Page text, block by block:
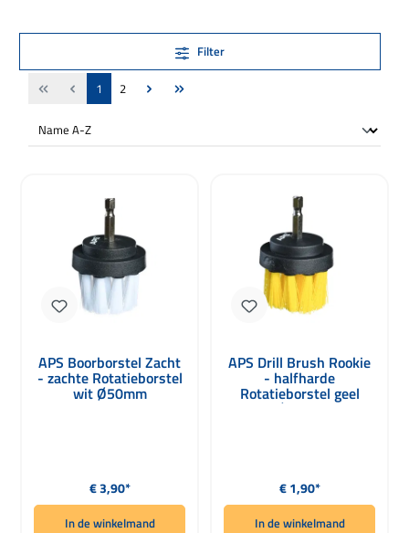
Filter
Pagina
1 Pagina
2
APS Boorborstel Zacht
- zachte Rotatieborstel
wit Ø50mm
Normale prijs:
€ 3,90*
In de winkelmand
APS Drill Brush Rookie
- halfharde
Rotatieborstel geel
Ø50mm
Normale prijs:
€ 1,90*
In de winkelmand